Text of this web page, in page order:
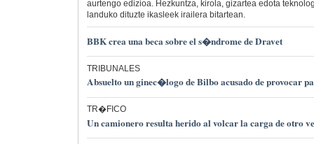
aurtengo edizioa. Hezkuntza, kirola, gizartea edota
landuko dituzte ikasleek irailera bitartean.
BBK crea una beca sobre el s�ndrome de Dravet
TRIBUNALES
Absuelto un ginec�logo de Bilbo acusado de provocar
TR�FICO
Un camionero resulta herido al volcar la carga de otro